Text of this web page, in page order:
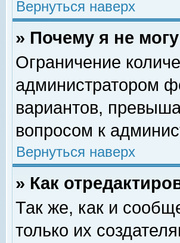
Вернуться наверх
» Почему я не
Ограничение
администратором
вариантов,
вопросом к
Вернуться наверх
» Как
Так же, как и
только их